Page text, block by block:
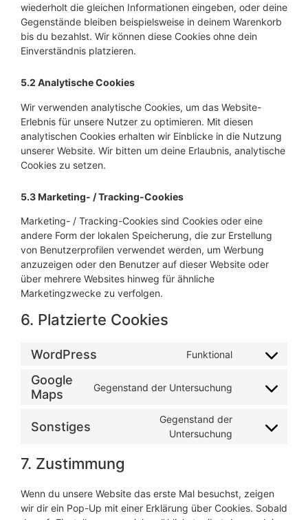
wiederholt die gleichen Informationen eingeben, oder deine
Gegenstände bleiben beispielsweise in deinem Warenkorb
bis du bezahlst. Wir können diese Cookies ohne dein
Einverständnis platzieren.
5.2 Analytische Cookies
Wir verwenden analytische Cookies, um das Website-
Erlebnis für unsere Nutzer zu optimieren. Mit diesen
analytischen Cookies erhalten wir Einblicke in die Nutzung
unserer Website. Wir bitten um deine Erlaubnis, analytische
Cookies zu setzen.
5.3 Marketing- / Tracking-Cookies
Marketing- / Tracking-Cookies sind Cookies oder eine
andere Form der lokalen Speicherung, die zur Erstellung
von Benutzerprofilen verwendet werden, um Werbung
anzuzeigen oder den Benutzer auf dieser Website oder
über mehrere Websites hinweg für ähnliche
Marketingzwecke zu verfolgen.
6. Platzierte Cookies
WordPress Funktional
Google
Maps
Gegenstand der Untersuchung
Sonstiges
Gegenstand der
Untersuchung
7. Zustimmung
Wenn du unsere Website das erste Mal besuchst, zeigen
wir dir ein Pop-Up mit einer Erklärung über Cookies. Sobald